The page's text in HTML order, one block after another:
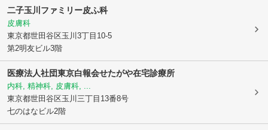
二子玉川ファミリー皮ふ科
皮膚科
東京都世田谷区玉川3丁目10-5
第2明友ビル3階
医療法人社団東京白報会せたがや在宅診療所
内科, 精神科, 皮膚科, ...
東京都世田谷区玉川三丁目13番8号
七のはなビル2階